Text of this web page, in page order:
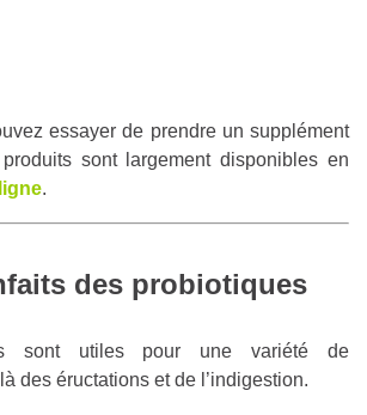
essayer de prendre un supplément
sont largement disponibles en
.
des probiotiques
sont utiles pour une variété de
des éructations et de l’indigestion.